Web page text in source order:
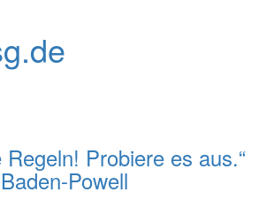
Regeln! Probiere es aus.“
Powell